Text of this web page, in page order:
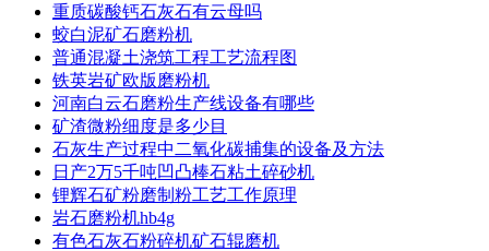
重质碳酸钙石灰石有云母吗
蛟白泥矿石磨粉机
普通混凝土浇筑工程工艺流程图
铁英岩矿欧版磨粉机
河南白云石磨粉生产线设备有哪些
矿渣微粉细度是多少目
石灰生产过程中二氧化碳捕集的设备及方法
日产2万5千吨凹凸棒石粘土碎砂机
锂辉石矿粉磨制粉工艺工作原理
岩石磨粉机hb4g
有色石灰石粉碎机矿石辊磨机